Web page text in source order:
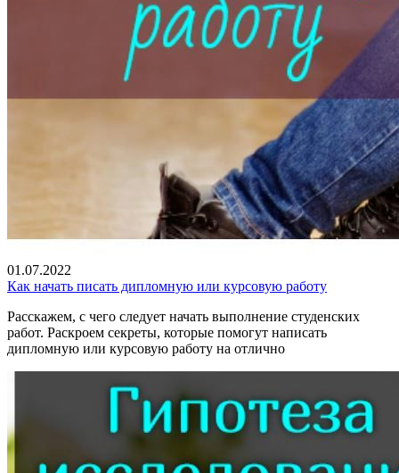
01.07.2022
Как начать писать дипломную или курсовую работу
Расскажем, с чего следует начать выполнение студенских
работ. Раскроем секреты, которые помогут написать
дипломную или курсовую работу на отлично